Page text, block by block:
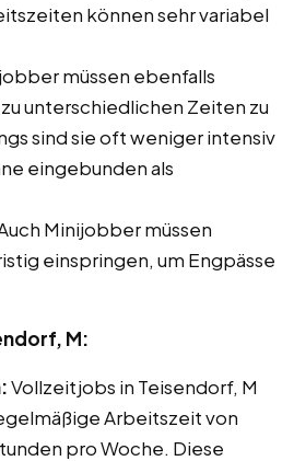
können sehr variabel
müssen ebenfalls
unterschiedlichen Zeiten zu
sind sie oft weniger intensiv
eingebunden als
Minijobber müssen
einspringen, um Engpässe
M:
Vollzeitjobs in Teisendorf, M
Arbeitszeit von
pro Woche. Diese